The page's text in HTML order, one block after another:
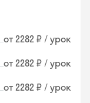
от 2282 ₽ / урок
от 2282 ₽ / урок
от 2282 ₽ / урок